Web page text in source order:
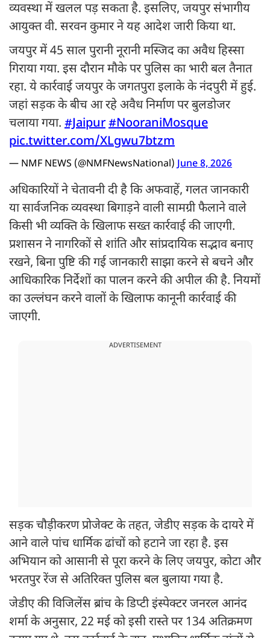
व्यवस्था में खलल पड़ सकता है. इसलिए, जयपुर संभागीय
आयुक्त वी. सरवन कुमार ने यह आदेश जारी किया था.
जयपुर में 45 साल पुरानी नूरानी मस्जिद का अवैध हिस्सा
गिराया गया. इस दौरान मौके पर पुलिस का भारी बल तैनात
रहा. ये कार्रवाई जयपुर के जगतपुरा इलाके के नंदपुरी में हुई.
जहां सड़क के बीच आ रहे अवैध निर्माण पर बुलडोजर
चलाया गया. #Jaipur#NooraniMosque
pic.twitter.com/XLgwu7btzm
— NMF NEWS (@NMFNewsNational)June 8, 2026
अधिकारियों ने चेतावनी दी है कि अफवाहें, गलत जानकारी
या सार्वजनिक व्यवस्था बिगाड़ने वाली सामग्री फैलाने वाले
किसी भी व्यक्ति के खिलाफ सख्त कार्रवाई की जाएगी.
प्रशासन ने नागरिकों से शांति और सांप्रदायिक सद्भाव बनाए
रखने, बिना पुष्टि की गई जानकारी साझा करने से बचने और
आधिकारिक निर्देशों का पालन करने की अपील की है. नियमों
का उल्लंघन करने वालों के खिलाफ कानूनी कार्रवाई की
जाएगी.
ADVERTISEMENT
सड़क चौड़ीकरण प्रोजेक्ट के तहत, जेडीए सड़क के दायरे में
आने वाले पांच धार्मिक ढांचों को हटाने जा रहा है. इस
अभियान को आसानी से पूरा करने के लिए जयपुर, कोटा और
भरतपुर रेंज से अतिरिक्त पुलिस बल बुलाया गया है.
जेडीए की विजिलेंस ब्रांच के डिप्टी इंस्पेक्टर जनरल आनंद
शर्मा के अनुसार, 22 मई को इसी रास्ते पर 134 अतिक्रमण